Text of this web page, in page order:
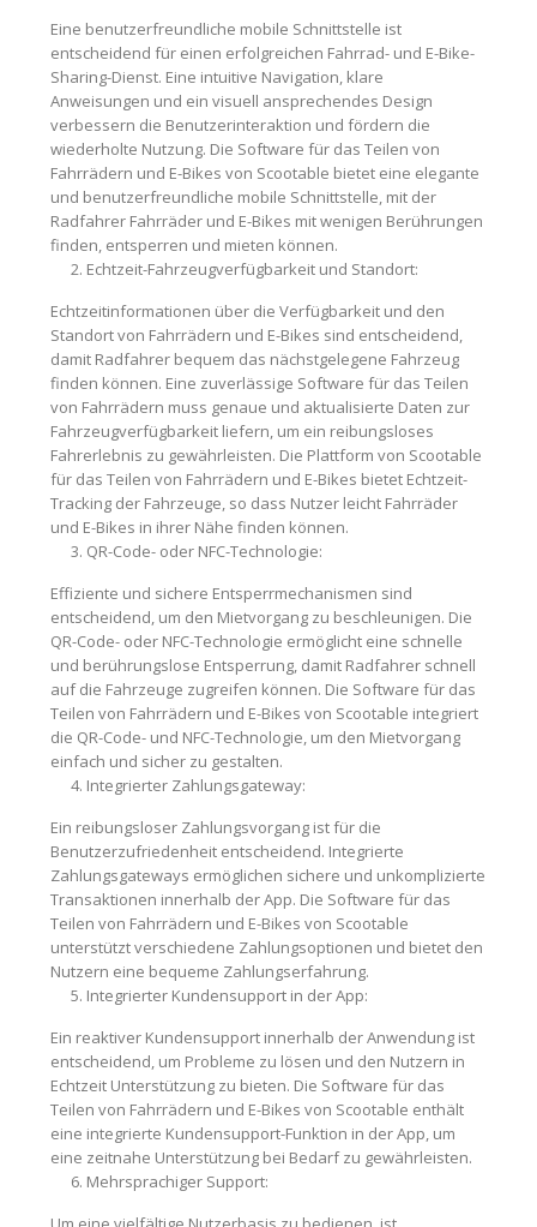
Eine benutzerfreundliche mobile Schnittstelle ist
entscheidend für einen erfolgreichen Fahrrad- und E-Bike-
Sharing-Dienst. Eine intuitive Navigation, klare
Anweisungen und ein visuell ansprechendes Design
verbessern die Benutzerinteraktion und fördern die
wiederholte Nutzung. Die Software für das Teilen von
Fahrrädern und E-Bikes von Scootable bietet eine elegante
und benutzerfreundliche mobile Schnittstelle, mit der
Radfahrer Fahrräder und E-Bikes mit wenigen Berührungen
finden, entsperren und mieten können.
Echtzeit-Fahrzeugverfügbarkeit und Standort:
Echtzeitinformationen über die Verfügbarkeit und den
Standort von Fahrrädern und E-Bikes sind entscheidend,
damit Radfahrer bequem das nächstgelegene Fahrzeug
finden können. Eine zuverlässige Software für das Teilen
von Fahrrädern muss genaue und aktualisierte Daten zur
Fahrzeugverfügbarkeit liefern, um ein reibungsloses
Fahrerlebnis zu gewährleisten. Die Plattform von Scootable
für das Teilen von Fahrrädern und E-Bikes bietet Echtzeit-
Tracking der Fahrzeuge, so dass Nutzer leicht Fahrräder
und E-Bikes in ihrer Nähe finden können.
QR-Code- oder NFC-Technologie:
Effiziente und sichere Entsperrmechanismen sind
entscheidend, um den Mietvorgang zu beschleunigen. Die
QR-Code- oder NFC-Technologie ermöglicht eine schnelle
und berührungslose Entsperrung, damit Radfahrer schnell
auf die Fahrzeuge zugreifen können. Die Software für das
Teilen von Fahrrädern und E-Bikes von Scootable integriert
die QR-Code- und NFC-Technologie, um den Mietvorgang
einfach und sicher zu gestalten.
Integrierter Zahlungsgateway:
Ein reibungsloser Zahlungsvorgang ist für die
Benutzerzufriedenheit entscheidend. Integrierte
Zahlungsgateways ermöglichen sichere und unkomplizierte
Transaktionen innerhalb der App. Die Software für das
Teilen von Fahrrädern und E-Bikes von Scootable
unterstützt verschiedene Zahlungsoptionen und bietet den
Nutzern eine bequeme Zahlungserfahrung.
Integrierter Kundensupport in der App:
Ein reaktiver Kundensupport innerhalb der Anwendung ist
entscheidend, um Probleme zu lösen und den Nutzern in
Echtzeit Unterstützung zu bieten. Die Software für das
Teilen von Fahrrädern und E-Bikes von Scootable enthält
eine integrierte Kundensupport-Funktion in der App, um
eine zeitnahe Unterstützung bei Bedarf zu gewährleisten.
Mehrsprachiger Support: